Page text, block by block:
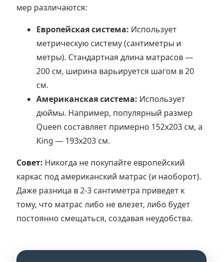
мер различаются:
Европейская система: Использует
метрическую систему (сантиметры и
метры). Стандартная длина матрасов —
200 см, ширина варьируется шагом в 20
см.
Американская система: Использует
дюймы. Например, популярный размер
Queen составляет примерно 152х203 см, а
King — 193х203 см.
Совет: Никогда не покупайте европейский
каркас под американский матрас (и наоборот).
Даже разница в 2-3 сантиметра приведет к
тому, что матрас либо не влезет, либо будет
постоянно смещаться, создавая неудобства.